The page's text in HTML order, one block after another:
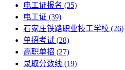
电工证报名 (35)
电工证 (39)
石家庄铁路职业技工学校 (26)
单招考试 (28)
高职单招 (27)
录取分数线 (19)